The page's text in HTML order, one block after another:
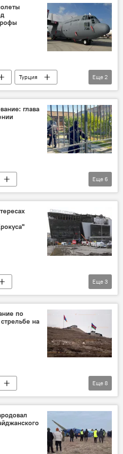
удар
Турция
Еще 2
глава
священники
Еще 6
"Крокус Сити Холл"
Еще 3
по
на
Ситуация на армяно-азербайджанской границе: что происходит?
Еще 8